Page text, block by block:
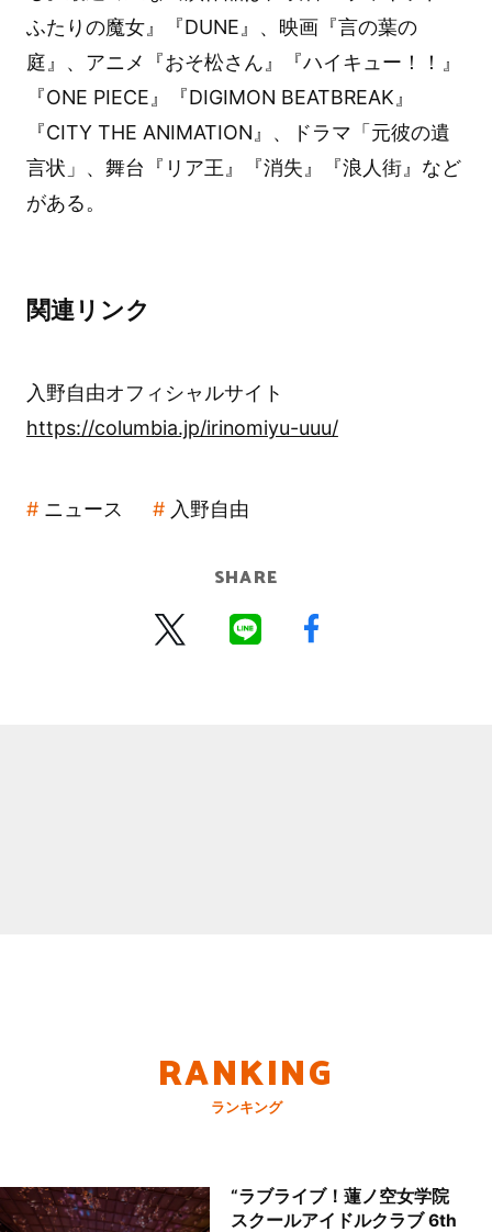
ふたりの魔女』『DUNE』、映画『言の葉の
庭』、アニメ『おそ松さん』『ハイキュー！！』
『ONE PIECE』『DIGIMON BEATBREAK』
『CITY THE ANIMATION』、ドラマ「元彼の遺
言状」、舞台『リア王』『消失』『浪人街』など
がある。
関連リンク
入野自由オフィシャルサイト
https://columbia.jp/irinomiyu-uuu/
ニュース 入野自由
SHARE
RANKING
ランキング
“ラブライブ！蓮ノ空女学院
スクールアイドルクラブ 6th